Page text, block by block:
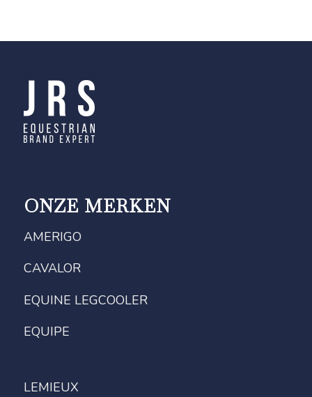
ONZE MERKEN
AMERIGO
CAVALOR
EQUINE LEGCOOLER
EQUIPE
LEMIEUX